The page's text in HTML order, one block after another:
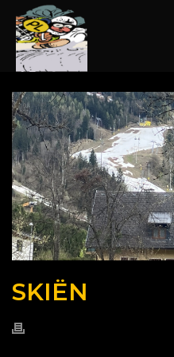
SKIËN